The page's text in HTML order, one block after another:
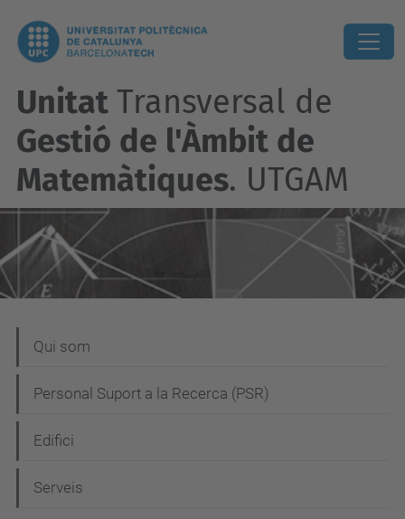
Unitat Transversal de
Gestió de l'Àmbit de
Matemàtiques. UTGAM
a
v
g
a
Qui som
Personal Suport a la Recerca (PSR)
Edifici
Serveis